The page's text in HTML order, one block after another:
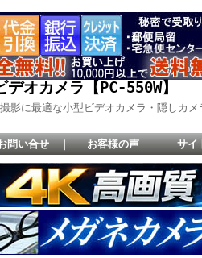
オカメラ【PC-550W】
影に最適な小型ビデオカメラ・隠しカメ
問い合せ ｜ お客様の声 ｜ サイ